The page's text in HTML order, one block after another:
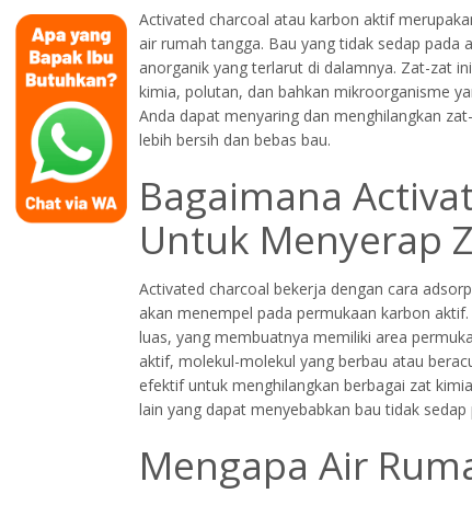
Activated charcoal atau karbon aktif
air rumah tangga. Bau yang tidak sedap pada
anorganik yang terlarut di dalamnya. Zat-zat
kimia, polutan, dan bahkan mikroorganisme
Anda dapat menyaring dan menghilangkan
lebih bersih dan bebas bau.
Bagaimana
Untuk Menyerap
Activated charcoal bekerja dengan cara
akan menempel pada permukaan karbon
luas, yang membuatnya memiliki area
aktif, molekul-molekul yang berbau atau
efektif untuk menghilangkan berbagai zat
lain yang dapat menyebabkan bau tidak sedap
Mengapa Air